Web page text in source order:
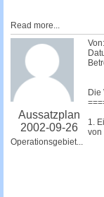
Read more...
Aussatzplan
2002-09-26
Die
1.
von
Operationsgebiet...